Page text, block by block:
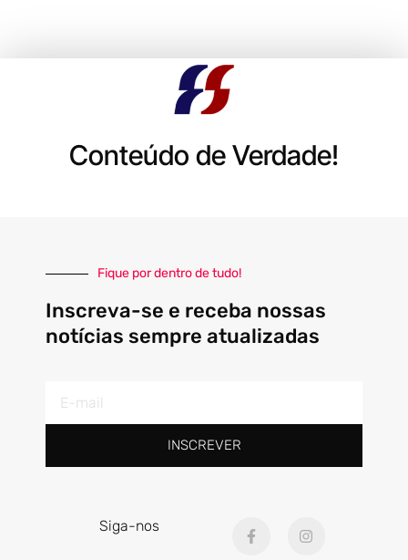
Conteúdo de Verdade!
Fique por dentro de tudo!
Inscreva-se e receba nossas
notícias sempre atualizadas
mail
INSCREVER
Siga-nos
a
n